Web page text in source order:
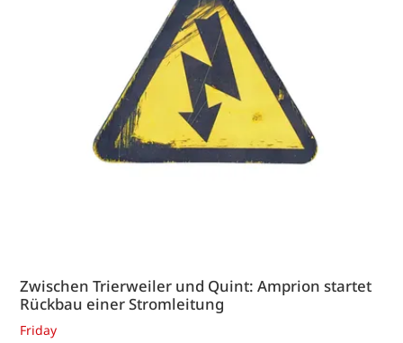
Zwischen Trierweiler und Quint: Amprion startet
Rückbau einer Stromleitung
Friday